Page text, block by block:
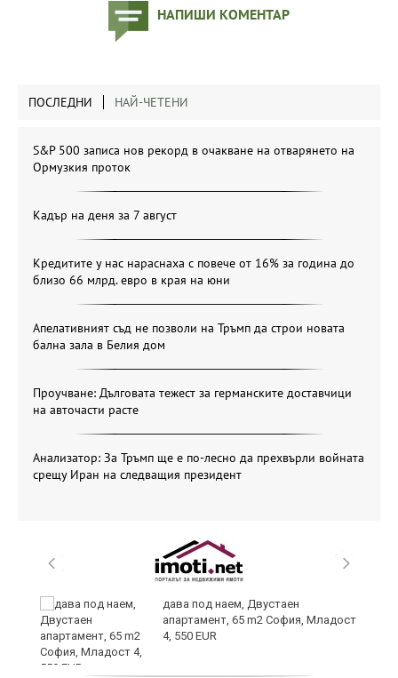
НАПИШИ КОМЕНТАР
ПОСЛЕДНИ НАЙ-ЧЕТЕНИ
S&P 500 записа нов рекорд в очакване на отварянето на
Ормузкия проток
Кадър на деня за 7 август
Кредитите у нас нараснаха с повече от 16% за година до
близо 66 млрд. евро в края на юни
Апелативният съд не позволи на Тръмп да строи новата
бална зала в Белия дом
Проучване: Дълговата тежест за германските доставчици
на авточасти расте
Анализатор: За Тръмп ще е по-лесно да прехвърли войната
срещу Иран на следващия президент
дава под наем, Двустаен
апартамент, 65 m2 София, Младост
4, 550 EUR